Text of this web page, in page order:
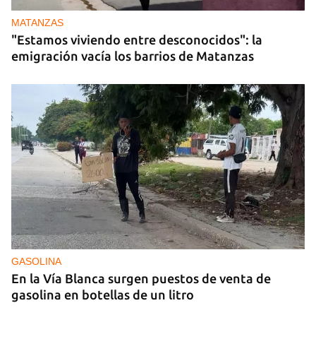
MATANZAS
"Estamos viviendo entre desconocidos": la
emigración vacía los barrios de Matanzas
GASOLINA
En la Vía Blanca surgen puestos de venta de
gasolina en botellas de un litro